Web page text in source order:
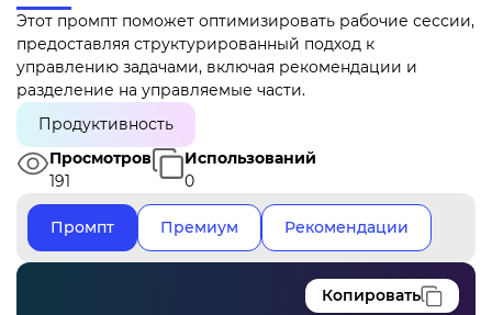
Этот промпт поможет оптимизировать рабочие сессии,
предоставляя структурированный подход к
управлению задачами, включая рекомендации и
разделение на управляемые части.
Продуктивность
Просмотров
191
Использований
0
Промпт Премиум Рекомендации
Копировать